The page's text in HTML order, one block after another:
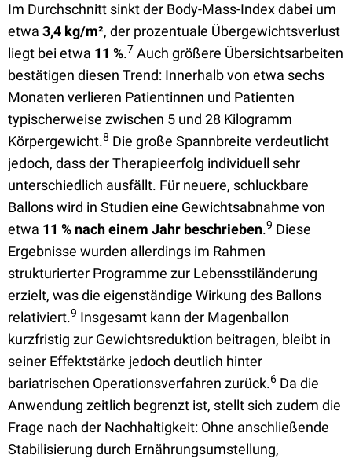
Im Durchschnitt sinkt der Body-Mass-Index dabei um
etwa 3,4 kg/m², der prozentuale Übergewichtsverlust
liegt bei etwa 11 %.7 Auch größere Übersichtsarbeiten
bestätigen diesen Trend: Innerhalb von etwa sechs
Monaten verlieren Patientinnen und Patienten
typischerweise zwischen 5 und 28 Kilogramm
Körpergewicht.8 Die große Spannbreite verdeutlicht
jedoch, dass der Therapieerfolg individuell sehr
unterschiedlich ausfällt. Für neuere, schluckbare
Ballons wird in Studien eine Gewichtsabnahme von
etwa 11 % nach einem Jahr beschrieben.9 Diese
Ergebnisse wurden allerdings im Rahmen
strukturierter Programme zur Lebensstiländerung
erzielt, was die eigenständige Wirkung des Ballons
relativiert.9 Insgesamt kann der Magenballon
kurzfristig zur Gewichtsreduktion beitragen, bleibt in
seiner Effektstärke jedoch deutlich hinter
bariatrischen Operationsverfahren zurück.6 Da die
Anwendung zeitlich begrenzt ist, stellt sich zudem die
Frage nach der Nachhaltigkeit: Ohne anschließende
Stabilisierung durch Ernährungsumstellung,